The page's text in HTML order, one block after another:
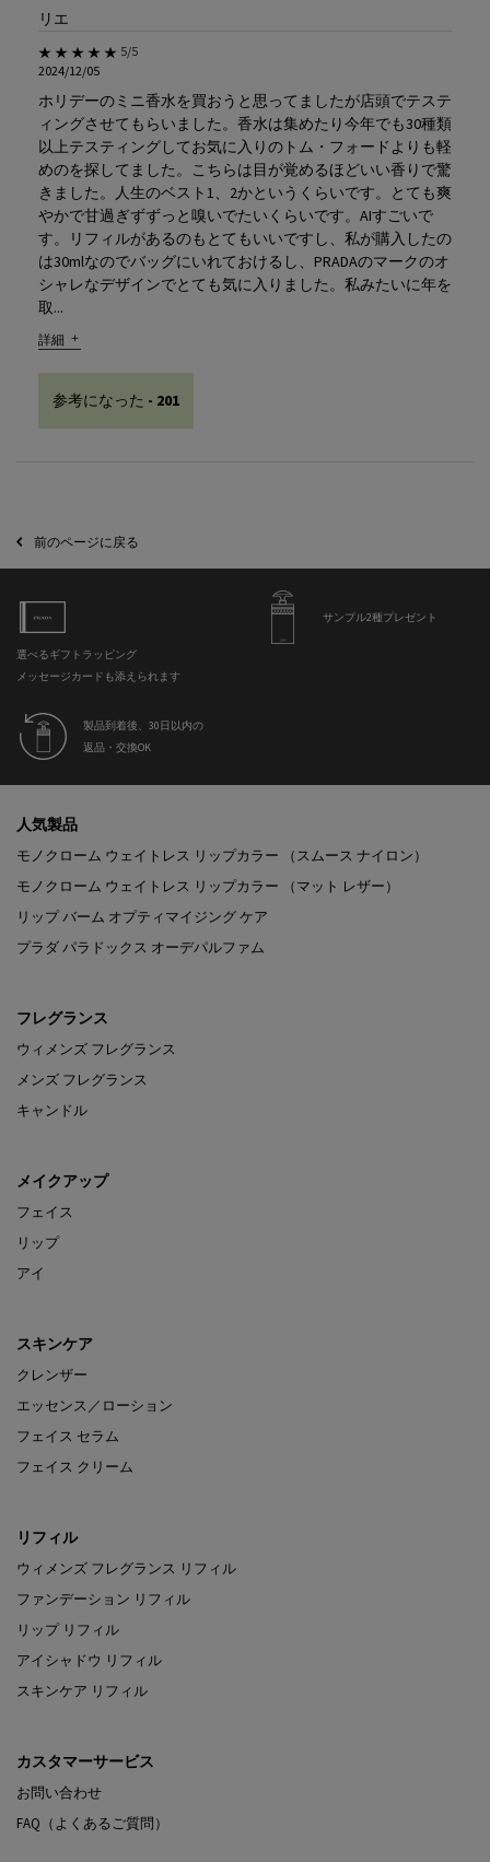
リエ
5星中5。
5/5
2024/12/05
ホリデーのミニ香水を買おうと思ってましたが店頭でテステ
ィングさせてもらいました。香水は集めたり今年でも30種類
以上テスティングしてお気に入りのトム・フォードよりも軽
めのを探してました。こちらは目が覚めるほどいい香りで驚
きました。人生のベスト1、2かというくらいです。とても爽
やかで甘過ぎずずっと嗅いでたいくらいです。AIすごいで
す。リフィルがあるのもとてもいいですし、私が購入したの
は30mlなのでバッグにいれておけるし、PRADAのマークのオ
シャレなデザインでとても気に入りました。私みたいに年を
取...
詳細 ユーザーのレビューについて リエ
参考になった - 201
前のページに戻る
選べるギフトラッピング
メッセージカードも添えられます
サンプル2種プレゼント
製品到着後、30日以内の
返品・交換OK
人気製品
モノクローム ウェイトレス リップカラー （スムース ナイロン）
モノクローム ウェイトレス リップカラー （マット レザー）
リップ バーム オプティマイジング ケア
プラダ パラドックス オーデパルファム
フレグランス
ウィメンズ フレグランス
メンズ フレグランス
キャンドル
メイクアップ
フェイス
リップ
アイ
スキンケア
クレンザー
エッセンス／ローション
フェイス セラム
フェイス クリーム
リフィル
ウィメンズ フレグランス リフィル
ファンデーション リフィル
リップ リフィル
アイシャドウ リフィル
スキンケア リフィル
カスタマーサービス
お問い合わせ
FAQ（よくあるご質問）